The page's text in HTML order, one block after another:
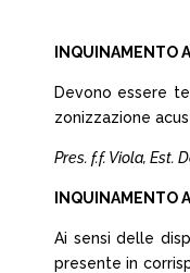
Devono essere
zonizzazione
Pres. f.f. Viola, Est.
Ai sensi delle
presente in